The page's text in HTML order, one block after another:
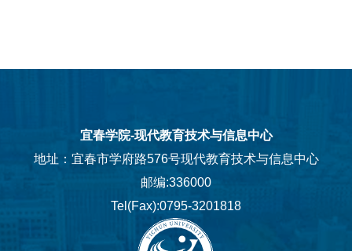
宜春学院-现代教育技术与信息中心
地址：宜春市学府路576号现代教育技术与信息中心
邮编:336000
Tel(Fax):0795-3201818